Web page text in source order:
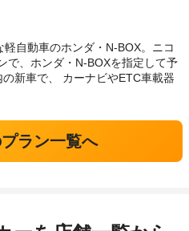
自動車のホンダ・N-BOX。ニコ
で、ホンダ・N-BOXを指定して予
新車で、 カーナビやETC車載器
ラン一覧へ